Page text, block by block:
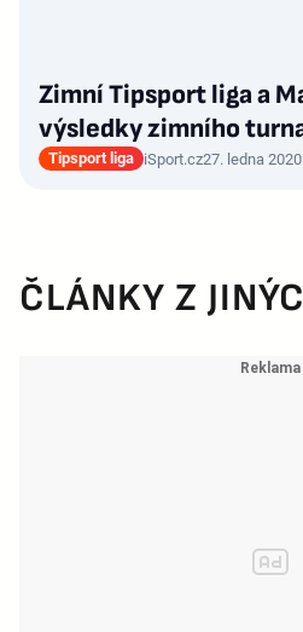
Zimní Tipsport liga a
výsledky zimního
Tipsport liga iSport.cz27. ledna 2020
ČLÁNKY Z